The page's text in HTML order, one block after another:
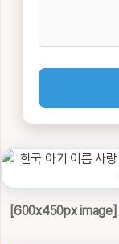
[600x450px image]